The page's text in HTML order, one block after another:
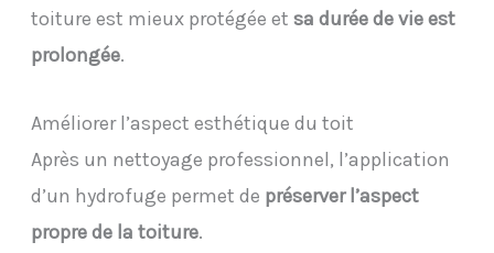
toiture est mieux protégée et sa durée de vie est
prolongée.
Améliorer l’aspect esthétique du toit
Après un nettoyage professionnel, l’application
d’un hydrofuge permet de préserver l’aspect
propre de la toiture.